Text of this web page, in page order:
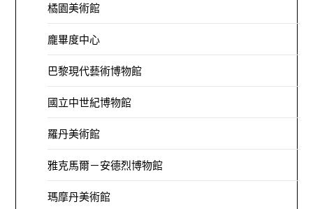
橘園美術館
龐畢度中心
巴黎現代藝術博物館
國立中世紀博物館
羅丹美術館
雅克馬爾－安德烈博物館
瑪摩丹美術館